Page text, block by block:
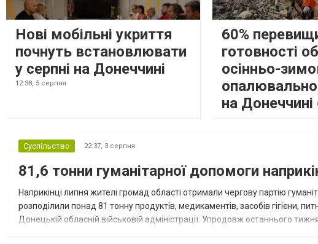
Нові мобільні укриття
почнуть встановлювати
у серпні на Донеччині
12:38, 5 серпня
60%
готовності
осінньо-
на Донеччині
Суспільство 22:37, 3 серпня
81,6 тонни гуманітарної допомоги
Наприкінці липня жителі громад області отримали чергову партію
розподілили понад 81 тонну продуктів, медикаментів, засобів гігієни,
Донецькій обласній військовій адміністрації. Упродовж останнього